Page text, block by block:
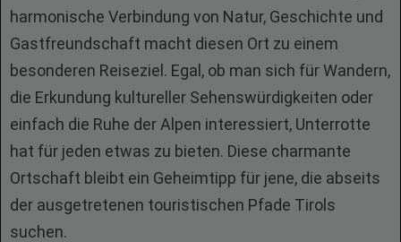
harmonische Verbindung von Natur, Geschichte und
Gastfreundschaft macht diesen Ort zu einem
besonderen Reiseziel. Egal, ob man sich für Wandern,
die Erkundung kultureller Sehenswürdigkeiten oder
einfach die Ruhe der Alpen interessiert, Unterrotte
hat für jeden etwas zu bieten. Diese charmante
Ortschaft bleibt ein Geheimtipp für jene, die abseits
der ausgetretenen touristischen Pfade Tirols
suchen.